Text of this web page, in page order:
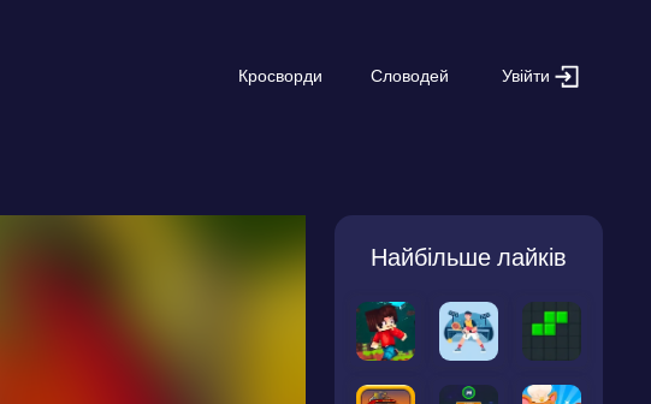
Кросворди Словодей Увійти
Найбільше лайків